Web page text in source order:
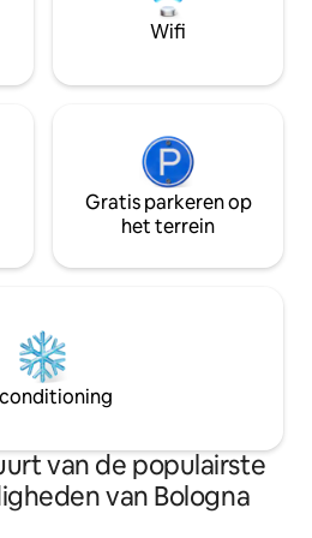
van een
van
Bolognese
genieten. Bedankt dat je dit hebt
gelezen!
Wifi
Gratis parkeren op
het terrein
van de populairste
van Bologna